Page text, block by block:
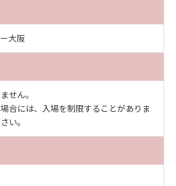
大阪
せん。
合には、入場を制限することがありま
い。